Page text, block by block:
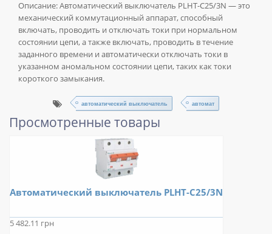
Описание:Автоматический выключатель PLHT-C25/3N — это
механический коммутационный аппарат, способный
включать, проводить и отключать токи при нормальном
состоянии цепи, а также включать, проводить в течение
заданного времени и автоматически отключать токи в
указанном аномальном состоянии цепи, таких как токи
короткого замыкания.
автоматический выключатель автомат
Просмотренные товары
Автоматический выключатель PLHT-C25/3N
5 482.11 грн